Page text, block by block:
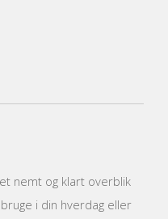
nemt og klart overblik
i din hverdag eller